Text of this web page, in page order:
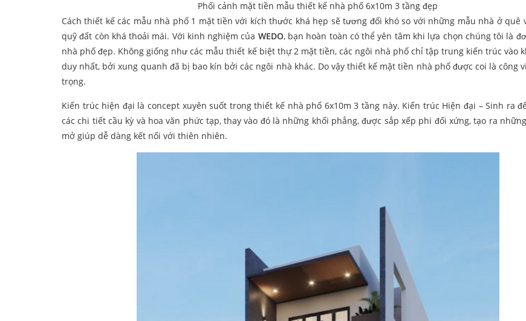
Phối cảnh mặt tiền mẫu thiết kế nhà phố 6x10m 3 tầng đẹp
Cách thiết kế các mẫu nhà phố 1 mặt tiền với kích thước khá hẹp sẽ tương đối khó so với những mẫu nhà ở quê
quỹ đất còn khá thoải mái. Với kinh nghiệm của WEDO, bạn hoàn toàn có thể yên tâm khi lựa chọn chúng tôi là
nhà phố đẹp. Không giống như các mẫu thiết kế biệt thự 2 mặt tiền, các ngôi nhà phố chỉ tập trung kiến trúc vào
duy nhất, bởi xung quanh đã bị bao kín bởi các ngôi nhà khác. Do vậy thiết kế mặt tiền nhà phố được coi là công
trọng.
Kiến trúc hiện đại là concept xuyên suốt trong thiết kế nhà phố 6x10m 3 tầng này. Kiến trúc Hiện đại – Sinh ra
các chi tiết cầu kỳ và hoa văn phức tạp, thay vào đó là những khối phẳng, được sắp xếp phi đối xứng, tạo ra
mở giúp dễ dàng kết nối với thiên nhiên.